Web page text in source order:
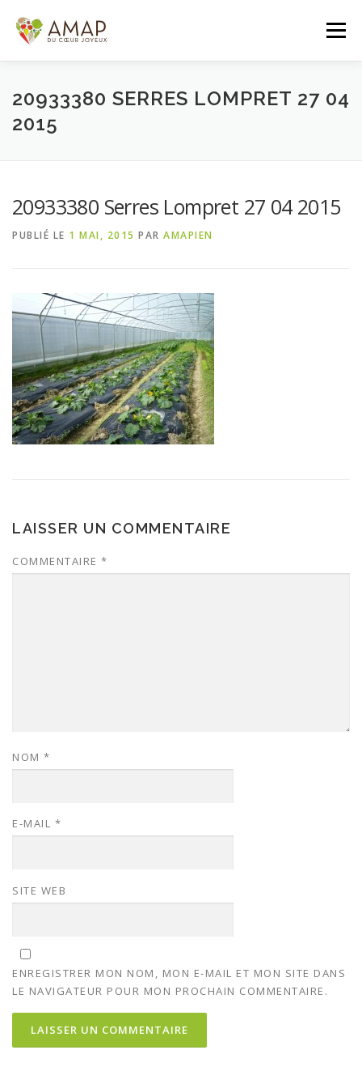
contenu
Menu
ACCUEIL L’AMAP LES PANIERS
PANIER DE LA SEMAINE
20933380 SERRES LOMPRET 27 04
2015
20933380 Serres Lompret 27 04 2015
PUBLIÉ LE 1 MAI, 2015 PAR AMAPIEN
LAISSER UN COMMENTAIRE
COMMENTAIRE *
NOM *
E-MAIL *
SITE WEB
ENREGISTRER MON NOM, MON E-MAIL ET MON SITE DANS
LE NAVIGATEUR POUR MON PROCHAIN COMMENTAIRE.